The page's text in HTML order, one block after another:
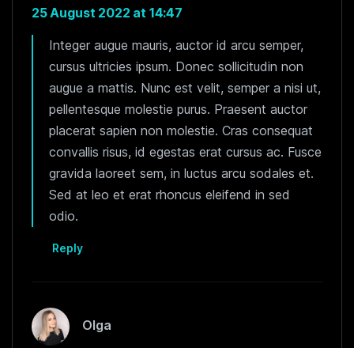
25 August 2022 at 14:47
Integer augue mauris, auctor id arcu semper,
cursus ultricies ipsum. Donec sollicitudin non
augue a mattis. Nunc est velit, semper a nisi ut,
pellentesque molestie purus. Praesent auctor
placerat sapien non molestie. Cras consequat
convallis risus, id egestas erat cursus ac. Fusce
gravida laoreet sem, in luctus arcu sodales et.
Sed at leo et erat rhoncus eleifend in sed
odio.
Reply
Olga